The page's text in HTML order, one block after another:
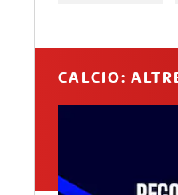
CALCIO: